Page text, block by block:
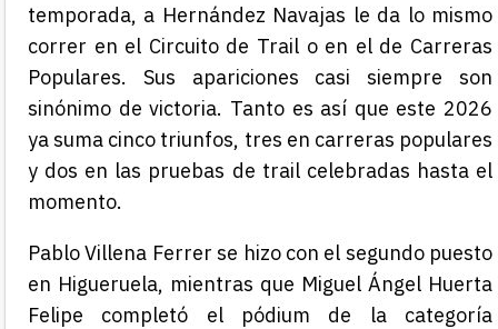
temporada, a Hernández Navajas le da lo mismo
correr en el Circuito de Trail o en el de Carreras
Populares. Sus apariciones casi siempre son
sinónimo de victoria. Tanto es así que este 2026
ya suma cinco triunfos, tres en carreras populares
y dos en las pruebas de trailcelebradas hasta el
momento.
Pablo Villena Ferrer se hizo con el segundo puesto
en Higueruela, mientras que Miguel Ángel Huerta
Felipe completó el pódium de la categoría